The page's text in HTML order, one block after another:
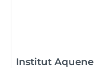
Institut Aquene